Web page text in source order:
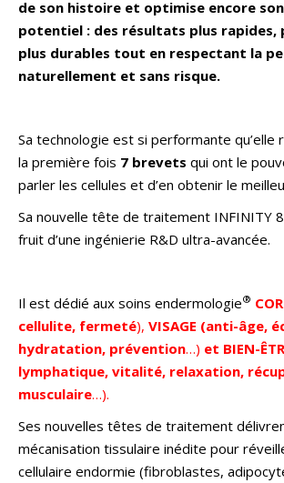
de son histoire et optimise encore
potentiel : des résultats plus rapides,
plus durables tout en respectant la
naturellement et sans risque.
Sa technologie est si performante qu’elle
la première fois 7 brevets qui ont le
parler les cellules et d’en obtenir le
Sa nouvelle tête de traitement INFINITY
fruit d’une ingénierie R&D ultra-avancée.
Il est dédié aux soins endermologie®
cellulite, fermeté), VISAGE (anti-âge,
hydratation, prévention…) et BIEN-
lymphatique, vitalité, relaxation,
musculaire…).​
Ses nouvelles têtes de traitement
mécanisation tissulaire inédite pour
cellulaire endormie (fibroblastes,